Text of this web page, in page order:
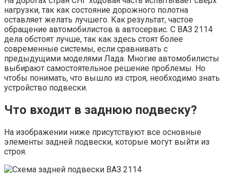
нагрузки, так как состояние дорожного полотна
оставляет желать лучшего. Как результат, частое
обращение автомобилистов в автосервис. С ВАЗ 2114
дела обстоят лучше, так как здесь стоят более
современные системы, если сравнивать с
предыдущими моделями Лада. Многие автомобилисты
выбирают самостоятельное решение проблемы. Но
чтобы понимать, что вышло из строя, необходимо знать
устройство подвески.
Что входит в заднюю подвеску?
На изображении ниже присутствуют все основные
элементы задней подвески, которые могут выйти из
строя.